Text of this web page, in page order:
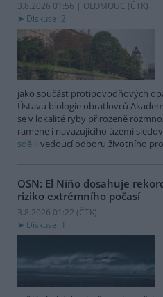
3.8.2026 01:56 | OLOMOUC (ČTK)
Diskuse: 2
jako součást protipovodňových
Ústavu biologie obratlovců
se v lokalitě ryby přirozeně
ramene i navazujícího území
sdělil vedoucí odboru životního
OSN: El Niňo dosahuje
riziko extrémního počasí
3.8.2026 01:22 (ČTK)
Diskuse: 1